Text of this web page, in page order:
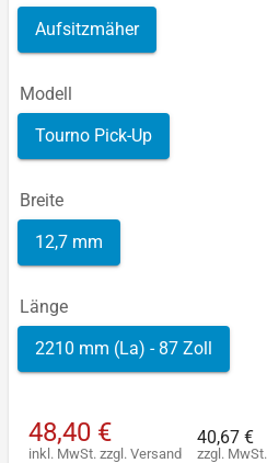
Aufsitzmäher
Modell
Tourno Pick-Up
Breite
12,7 mm
Länge
2210 mm (La) - 87 Zoll
48,40 €
inkl. MwSt. zzgl. Versand
40,67 €
zzgl. MwSt.